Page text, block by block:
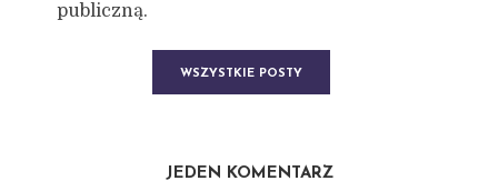
publiczną.
WSZYSTKIE POSTY
JEDEN KOMENTARZ